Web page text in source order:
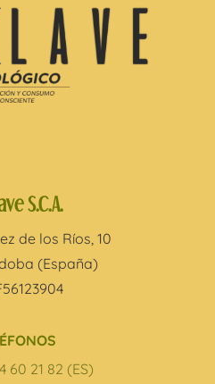
S.C.A.
de los Ríos, 10
(España)
60 21 82 (ES)